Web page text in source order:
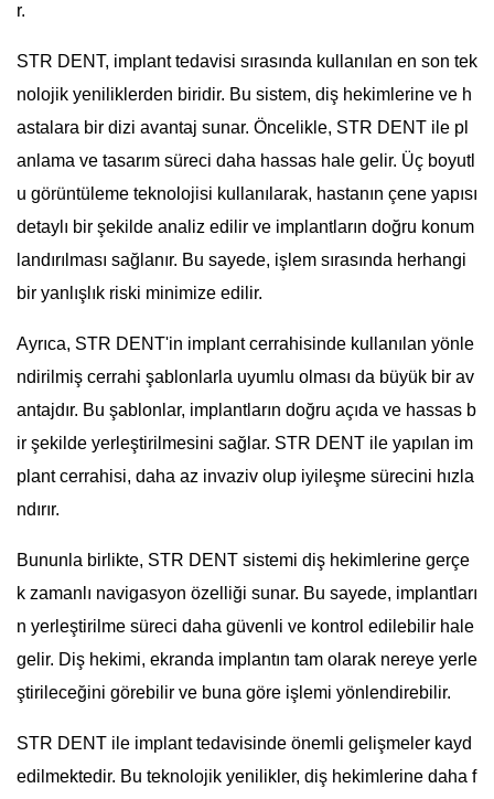
r.
STR DENT, implant tedavisi sırasında kullanılan en son tek
nolojik yeniliklerden biridir. Bu sistem, diş hekimlerine ve h
astalara bir dizi avantaj sunar. Öncelikle, STR DENT ile pl
anlama ve tasarım süreci daha hassas hale gelir. Üç boyutl
u görüntüleme teknolojisi kullanılarak, hastanın çene yapısı
detaylı bir şekilde analiz edilir ve implantların doğru konum
landırılması sağlanır. Bu sayede, işlem sırasında herhangi
bir yanlışlık riski minimize edilir.
Ayrıca, STR DENT'in implant cerrahisinde kullanılan yönle
ndirilmiş cerrahi şablonlarla uyumlu olması da büyük bir av
antajdır. Bu şablonlar, implantların doğru açıda ve hassas b
ir şekilde yerleştirilmesini sağlar. STR DENT ile yapılan im
plant cerrahisi, daha az invaziv olup iyileşme sürecini hızla
ndırır.
Bununla birlikte, STR DENT sistemi diş hekimlerine gerçe
k zamanlı navigasyon özelliği sunar. Bu sayede, implantları
n yerleştirilme süreci daha güvenli ve kontrol edilebilir hale
gelir. Diş hekimi, ekranda implantın tam olarak nereye yerle
ştirileceğini görebilir ve buna göre işlemi yönlendirebilir.
STR DENT ile implant tedavisinde önemli gelişmeler kayd
edilmektedir. Bu teknolojik yenilikler, diş hekimlerine daha f